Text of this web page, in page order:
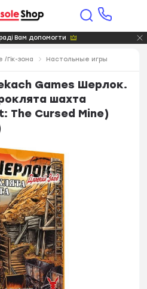
Вам допомогти
/Гік-зона Настольные игры
Games Шерлок.
шахта
The Cursed Mine)